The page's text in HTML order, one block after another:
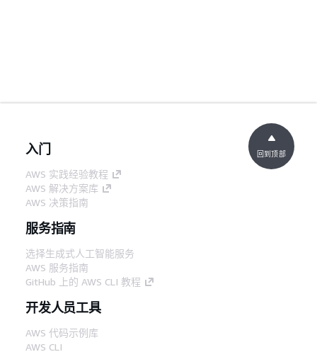
入门
AWS 实践经验教程
AWS 解决方案库
AWS 决策指南
服务指南
选择生成式人工智能服务
AWS 服务指南
GitHub 上的 AWS CLI 教程
开发人员工具
AWS 代码示例库
AWS CLI
回到顶部